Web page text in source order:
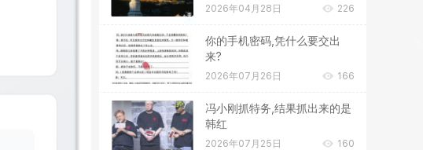
2026年04月28日 226
你的手机密码,凭什么要交出
来?
2026年07月26日 166
冯小刚抓特务,结果抓出来的是
韩红
2026年07月25日 160